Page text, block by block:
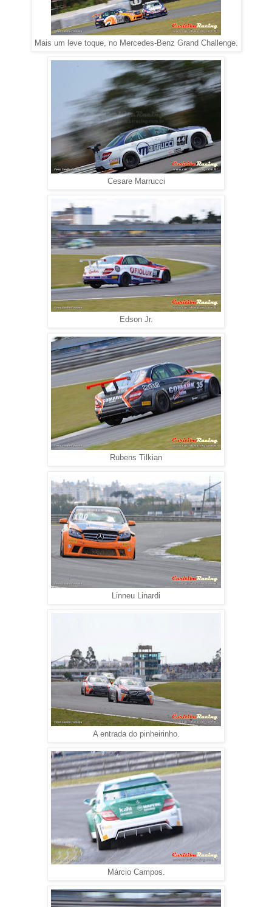
Mais um leve toque, no Mercedes-Benz Grand Challenge.
Cesare Marrucci
Edson Jr.
Rubens Tilkian
Linneu Linardi
A entrada do pinheirinho.
Márcio Campos.